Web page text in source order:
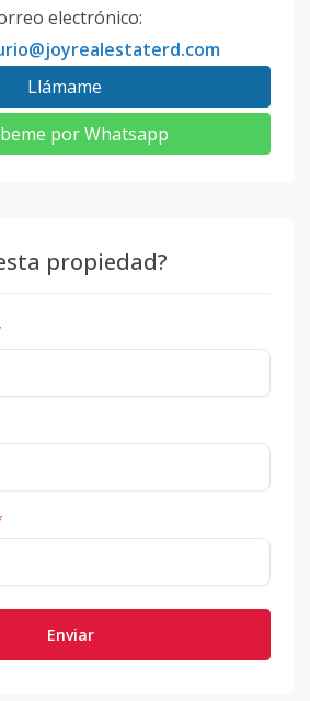
electrónico:
Llámame
por Whatsapp
propiedad?
Enviar